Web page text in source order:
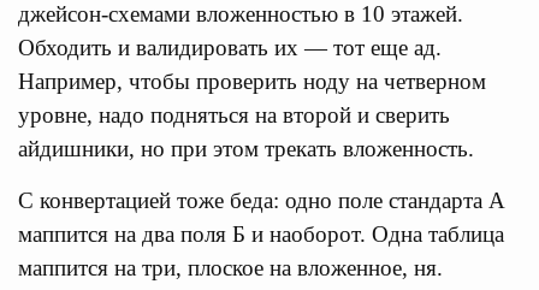
джейсон-схемами вложенностью в 10 этажей.
Обходить и валидировать их — тот еще ад.
Например, чтобы проверить ноду на четверном
уровне, надо подняться на второй и сверить
айдишники, но при этом трекать вложенность.
С конвертацией тоже беда: одно поле стандарта А
маппится на два поля Б и наоборот. Одна таблица
маппится на три, плоское на вложенное, ня.